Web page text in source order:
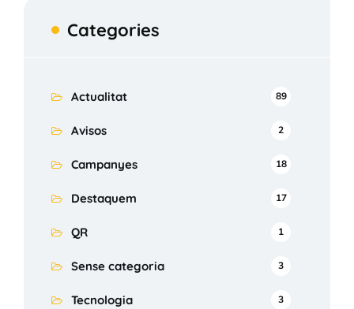
Categories
Actualitat 89
Avisos 2
Campanyes 18
Destaquem 17
QR 1
Sense categoria 3
Tecnologia 3